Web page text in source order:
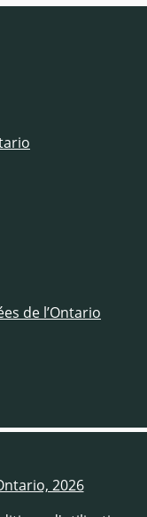
de l’Ontario
2026